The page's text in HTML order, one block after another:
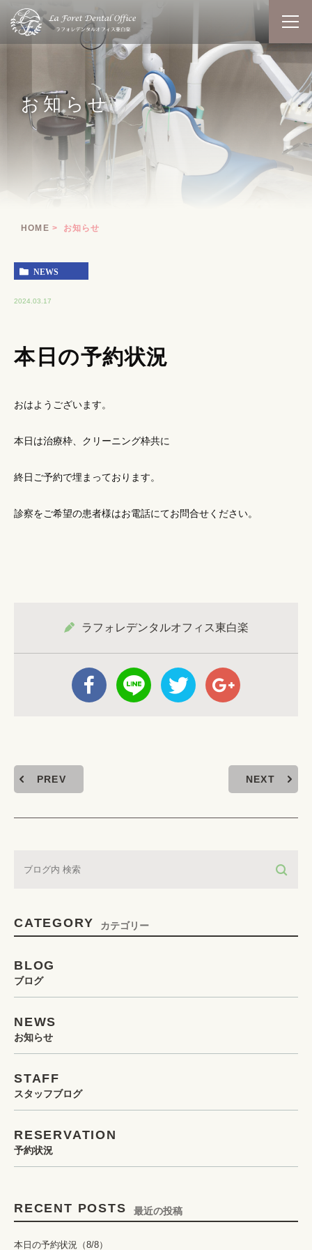
お知らせ
HOME お知らせ
NEWS
2024.03.17
本日の予約状況
おはようございます。
本日は治療枠、クリーニング枠共に
終日ご予約で埋まっております。
診察をご希望の患者様はお電話にてお問合せください。
ラフォレデンタルオフィス東白楽
PREV NEXT
CATEGORY カテゴリー
BLOG
ブログ
NEWS
お知らせ
STAFF
スタッフブログ
RESERVATION
予約状況
RECENT POSTS 最近の投稿
本日の予約状況（8/8）